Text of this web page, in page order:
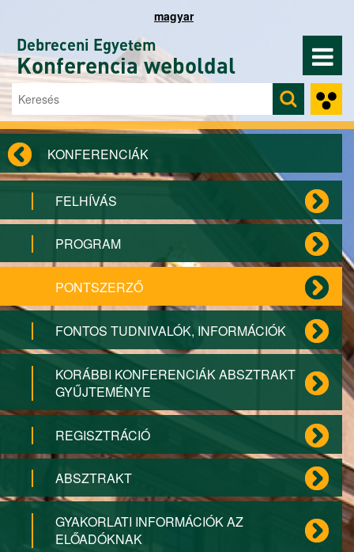
magyar
Debreceni Egyetem
Konferencia weboldal
Keresés űrlap
Keresés
KONFERENCIÁK
FELHÍVÁS
PROGRAM
PONTSZERZŐ
FONTOS TUDNIVALÓK, INFORMÁCIÓK
KORÁBBI KONFERENCIÁK ABSZTRAKT
GYŰJTEMÉNYE
REGISZTRÁCIÓ
ABSZTRAKT
GYAKORLATI INFORMÁCIÓK AZ
ELŐADÓKNAK